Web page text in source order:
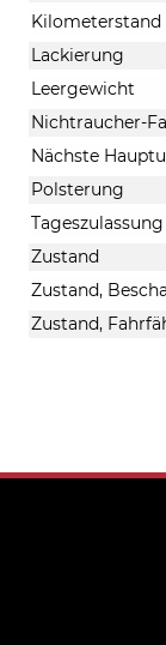
Kilometerstand
Lackierung
Leergewicht
Nichtraucher-
Nächste
Polsterung
Tageszulassung
Zustand
Zustand,
Zustand,